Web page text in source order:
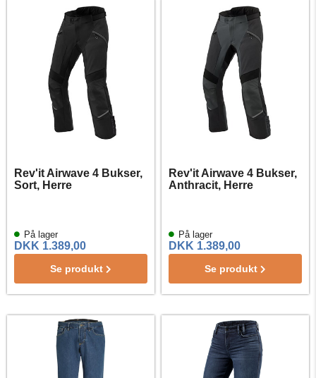
Rev'it Airwave 4 Bukser,
Sort, Herre
På lager
DKK 1.389,00
Se produkt
Rev'it Airwave 4 Bukser,
Anthracit, Herre
På lager
DKK 1.389,00
Se produkt